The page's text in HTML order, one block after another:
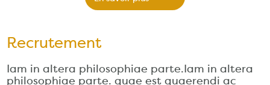
Recrutement
Iam in altera philosophiae parte.Iam in altera
philosophiae parte. quae est quaerendi ac